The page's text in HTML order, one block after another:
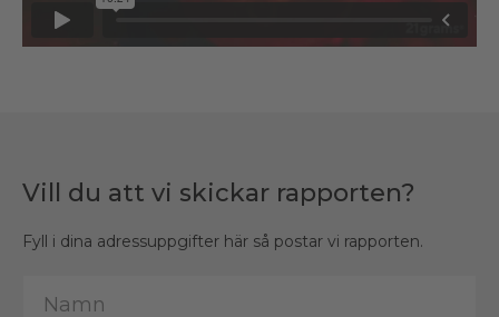
Vill du att vi skickar rapporten?
Fyll i dina adressuppgifter här så postar vi rapporten.